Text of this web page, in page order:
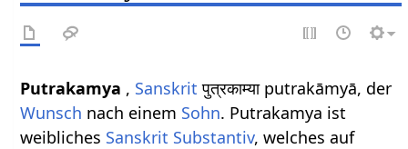
Putrakamya , Sanskrit पुत्रकाम्या putrakāmyā, der
Wunsch nach einem Sohn. Putrakamya ist
weibliches Sanskrit Substantiv, welches auf